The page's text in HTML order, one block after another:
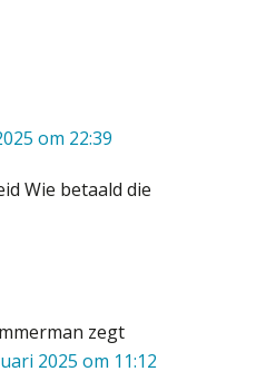
om 22:39
Wie betaald die
zegt
2025 om 11:12
is als het zakelijk plan zelf
en waar let je op?
van de